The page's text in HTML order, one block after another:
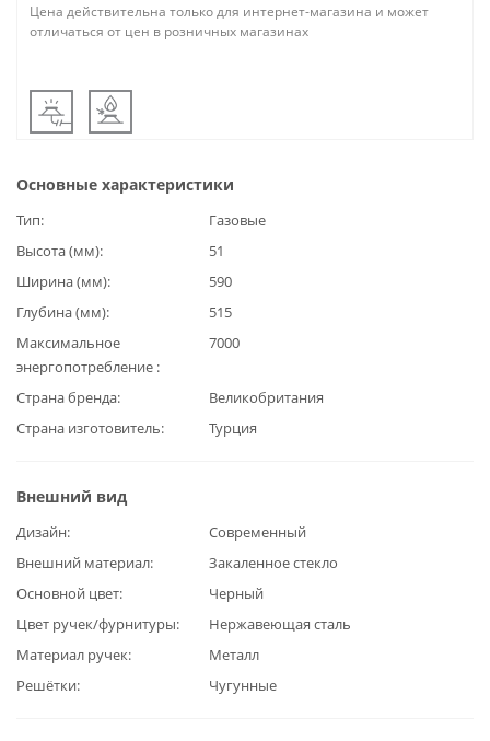
Цена действительна только для интернет-магазина и может
отличаться от цен в розничных магазинах
Основные характеристики
Тип
Газовые
Высота (мм)
51
Ширина (мм)
590
Глубина (мм)
515
Максимальное
энергопотребление
7000
Страна бренда
Великобритания
Страна изготовитель
Турция
Внешний вид
Дизайн
Современный
Внешний материал
Закаленное стекло
Основной цвет
Черный
Цвет ручек/фурнитуры
Нержавеющая сталь
Материал ручек
Металл
Решётки
Чугунные